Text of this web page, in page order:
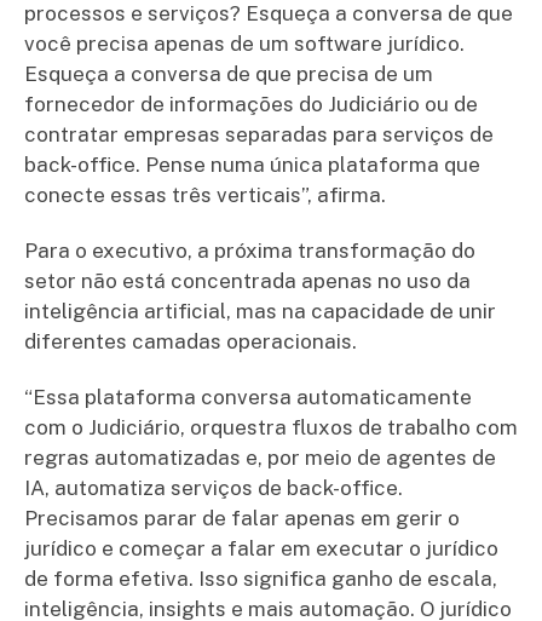
processos e serviços? Esqueça a conversa de que
você precisa apenas de um software jurídico.
Esqueça a conversa de que precisa de um
fornecedor de informações do Judiciário ou de
contratar empresas separadas para serviços de
back-office. Pense numa única plataforma que
conecte essas três verticais”, afirma.
Para o executivo, a próxima transformação do
setor não está concentrada apenas no uso da
inteligência artificial, mas na capacidade de unir
diferentes camadas operacionais.
“Essa plataforma conversa automaticamente
com o Judiciário, orquestra fluxos de trabalho com
regras automatizadas e, por meio de agentes de
IA, automatiza serviços de back-office.
Precisamos parar de falar apenas em gerir o
jurídico e começar a falar em executar o jurídico
de forma efetiva. Isso significa ganho de escala,
inteligência, insights e mais automação. O jurídico